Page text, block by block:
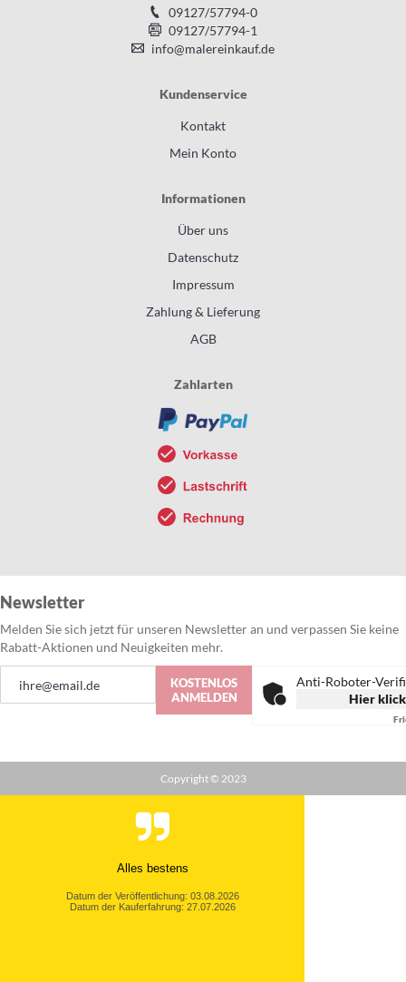
09127/57794-0
09127/57794-1
info@malereinkauf.de
Kundenservice
Kontakt
Mein Konto
Informationen
Über uns
Datenschutz
Impressum
Zahlung & Lieferung
AGB
Zahlarten
Newsletter
Melden Sie sich jetzt für unseren Newsletter an und verpassen Sie keine
Rabatt-Aktionen und Neuigkeiten mehr.
zum
KOSTENLOS
ANMELDEN
Anti-Roboter-
Hier
Copyright © 2023
Alles bestens
Datum der Veröffentlichung: 03.08.2026
Datum der Kauferfahrung: 27.07.2026